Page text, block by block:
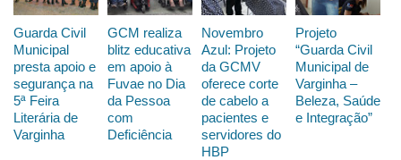
Guarda Civil
Municipal
presta apoio e
segurança na
5ª Feira
Literária de
Varginha
GCM realiza
blitz educativa
em apoio à
Fuvae no Dia
da Pessoa
com
Deficiência
Novembro
Azul: Projeto
da GCMV
oferece corte
de cabelo a
pacientes e
servidores do
HBP
Projeto
“Guarda Civil
Municipal de
Varginha –
Beleza, Saúde
e Integração”